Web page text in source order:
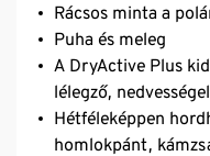
Rácsos minta a
Puha és meleg
A DryActive Plus
lélegző,
Hétféleképpen
homlokpánt,